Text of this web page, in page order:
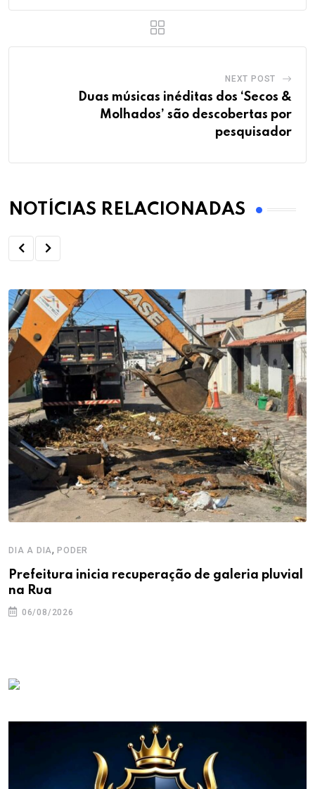
NEXT POST
Duas músicas inéditas dos ‘Secos &
Molhados’ são descobertas por
pesquisador
NOTÍCIAS RELACIONADAS
DIA A DIA,PODER
Prefeitura inicia recuperação de galeria pluvial
na Rua
06/08/2026